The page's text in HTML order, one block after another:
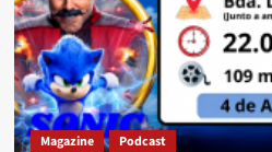
Magazine Podcast